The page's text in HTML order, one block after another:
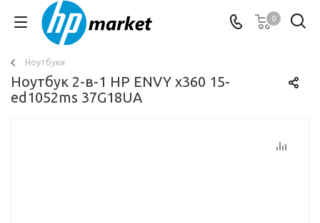
0
Ноутбуки
Ноутбук 2-в-1 HP ENVY x360 15-
ed1052ms 37G18UA